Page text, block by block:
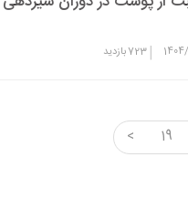
|
723بازدید
19
<